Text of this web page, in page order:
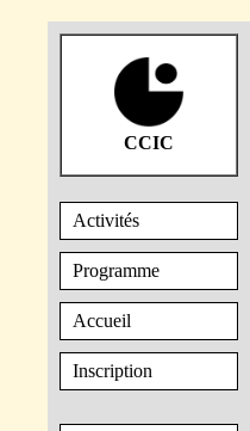
CCIC
Activités
Programme
Accueil
Inscription